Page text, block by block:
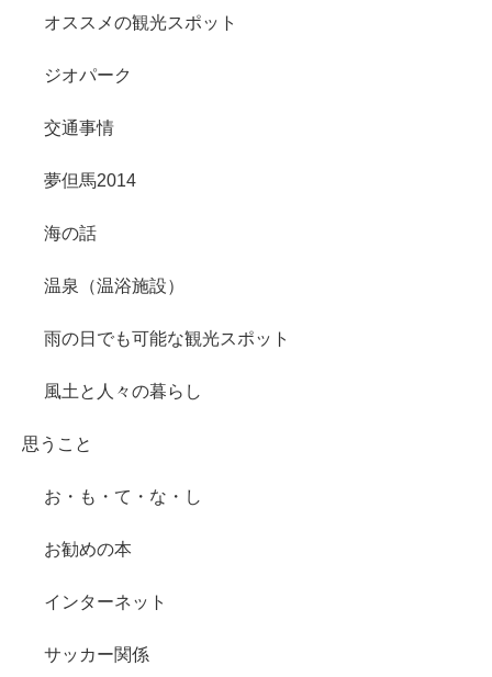
オススメの観光スポット
ジオパーク
交通事情
夢但馬2014
海の話
温泉（温浴施設）
雨の日でも可能な観光スポット
風土と人々の暮らし
思うこと
お・も・て・な・し
お勧めの本
インターネット
サッカー関係